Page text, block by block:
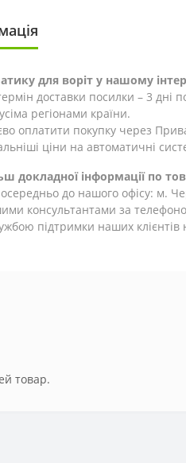
для воріт у нашому
доставки посилки – 3 дні
регіонами країни.
оплатити покупку через
ціни на автоматичні
докладної інформації по
до нашого офісу: м.
консультантами за
підтримки наших клієнтів
товар.